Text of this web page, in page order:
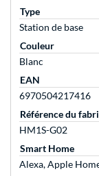
Type
Station de base
Couleur
Blanc
EAN
6970504217416
Référence du
HM1S-G02
Smart Home
Alexa, Apple